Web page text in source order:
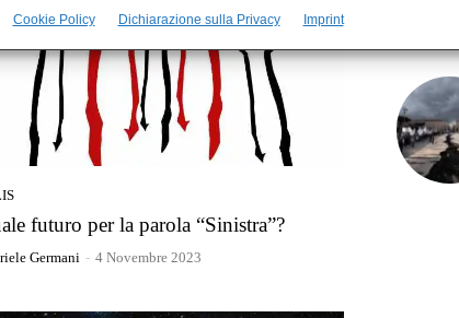
Cookie Policy Dichiarazione sulla Privacy Imprint
futuro per la parola “Sinistra”?
Germani - 4 Novembre 2023